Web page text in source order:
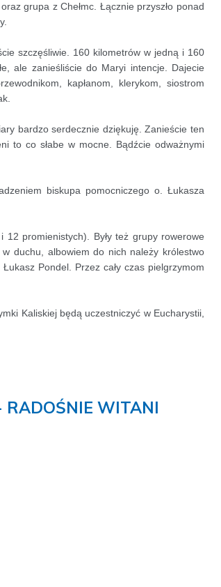
grupa z Chełmc. Łącznie przyszło ponad
szczęśliwie. 160 kilometrów w jedną i 160
ale zanieśliście do Maryi intencje. Dajecie
kapłanom, klerykom, siostrom
bardzo serdecznie dziękuję. Zanieście ten
to co słabe w mocne. Bądźcie odważnymi
biskupa pomocniczego o. Łukasza
promienistych). Były też grupy rowerowe
w duchu, albowiem do nich należy królestwo
Pondel. Przez cały czas pielgrzymom
Kaliskiej będą uczestniczyć w Eucharystii,
RADOŚNIE WITANI